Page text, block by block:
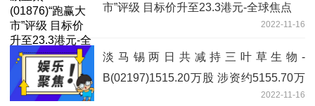
市”评级 目标价升至23.3港元-全球焦点
2022-11-16
淡马锡两日共减持三叶草生物-
B(02197)1515.20万股 涉资约5155.70万
2022-11-16